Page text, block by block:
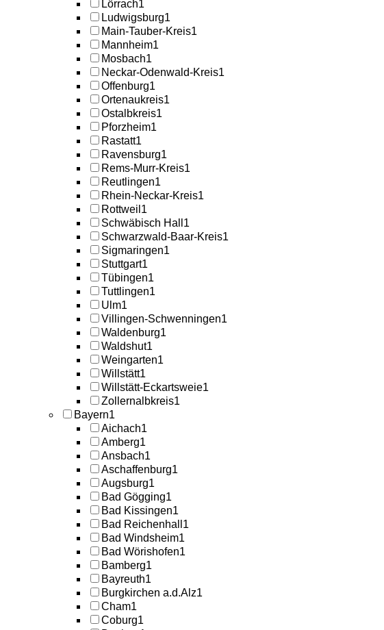
Lörrach1
Ludwigsburg1
Main-Tauber-Kreis1
Mannheim1
Mosbach1
Neckar-Odenwald-Kreis1
Offenburg1
Ortenaukreis1
Ostalbkreis1
Pforzheim1
Rastatt1
Ravensburg1
Rems-Murr-Kreis1
Reutlingen1
Rhein-Neckar-Kreis1
Rottweil 1
Schwäbisch Hall 1
Schwarzwald-Baar-Kreis1
Sigmaringen1
Stuttgart1
Tübingen1
Tuttlingen1
Ulm1
Villingen-Schwenningen1
Waldenburg1
Waldshut1
Weingarten1
Willstätt1
Willstätt-Eckartsweie1
Zollernalbkreis1
Bayern1
Aichach1
Amberg1
Ansbach1
Aschaffenburg1
Augsburg1
Bad Gögging1
Bad Kissingen1
Bad Reichenhall 1
Bad Windsheim1
Bad Wörishofen1
Bamberg1
Bayreuth1
Burgkirchen a.d.Alz1
Cham1
Coburg1